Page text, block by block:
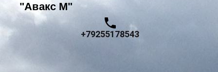
"Авакс М"
+79255178543